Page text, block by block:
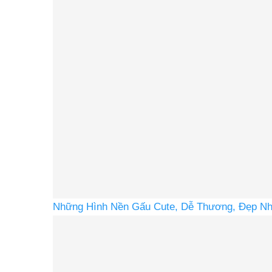
Những Hình Nền Gấu Cute, Dễ Thương, Đẹp